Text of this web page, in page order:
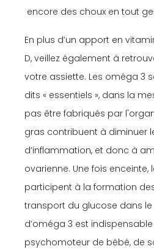
encore des choux en tout
En plus d’un apport en
D, veillez également à
votre assiette. Les oméga 3
dits « essentiels », dans la
pas être fabriqués par
gras contribuent à diminuer
d’inflammation, et donc à
ovarienne. Une fois enceinte,
participent à la formation
transport du glucose dans le
d’oméga 3 est
psychomoteur de bébé, de